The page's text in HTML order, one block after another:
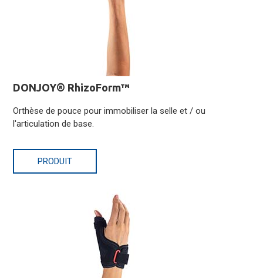
DONJOY® RhizoForm™
Orthèse de pouce pour immobiliser la selle et / ou
l'articulation de base.
PRODUIT